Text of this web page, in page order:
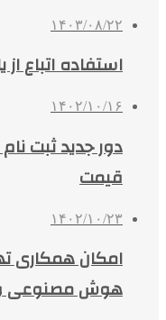
۱۴۰۳/۰۸/۲۲
استفاده اتباع
۱۴۰۲/۱۰/۱۶
دور جدید ثبت
قیمت
۱۴۰۲/۱۰/۲۳
امکان همکاری
هوش مصنوعی